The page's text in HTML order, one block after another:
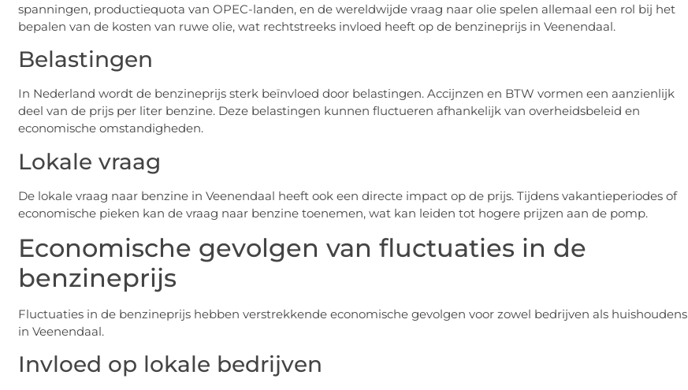
spanningen, productiequota van OPEC-landen, en de wereldwijde vraag naar olie spelen allemaal een rol bij het
bepalen van de kosten van ruwe olie, wat rechtstreeks invloed heeft op de benzineprijs in Veenendaal.
Belastingen
In Nederland wordt de benzineprijs sterk beïnvloed door belastingen. Accijnzen en BTW vormen een aanzienlijk
deel van de prijs per liter benzine. Deze belastingen kunnen fluctueren afhankelijk van overheidsbeleid en
economische omstandigheden.
Lokale vraag
De lokale vraag naar benzine in Veenendaal heeft ook een directe impact op de prijs. Tijdens vakantieperiodes of
economische pieken kan de vraag naar benzine toenemen, wat kan leiden tot hogere prijzen aan de pomp.
Economische gevolgen van fluctuaties in de
benzineprijs
Fluctuaties in de benzineprijs hebben verstrekkende economische gevolgen voor zowel bedrijven als huishoudens
in Veenendaal.
Invloed op lokale bedrijven